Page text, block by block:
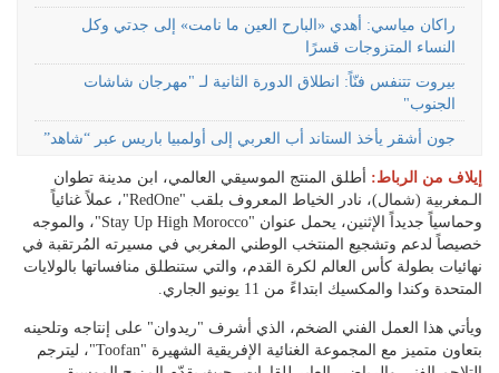
راكان مياسي: أهدي «البارح العين ما نامت» إلى جدتي وكل
النساء المتزوجات قسرًا
بيروت تتنفس فنّاً: انطلاق الدورة الثانية لـ "مهرجان شاشات
الجنوب"
جون أشقر يأخذ الستاند أب العربي إلى أولمبيا باريس عبر “شاهد”
إيلاف من الرباط: أطلق المنتج الموسيقي العالمي، ابن مدينة تطوان
الـمغربية (شمال)، نادر الخياط المعروف بلقب "RedOne"، عملاً غنائياً
وحماسياً جديداً الإثنين، يحمل عنوان "Stay Up High Morocco"، والموجه
خصيصاً لدعم وتشجيع المنتخب الوطني المغربي في مسيرته المُرتقبة في
نهائيات بطولة كأس العالم لكرة القدم، والتي ستنطلق منافساتها بالولايات
المتحدة وكندا والمكسيك ابتداءً من 11 يونيو الجاري.
ويأتي هذا العمل الفني الضخم، الذي أشرف "ريدوان" على إنتاجه وتلحينه
بتعاون متميز مع المجموعة الغنائية الإفريقية الشهيرة "Toofan"، ليترجم